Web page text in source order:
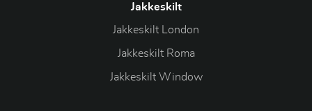
Jakkeskilt
Jakkeskilt London
Jakkeskilt Roma
Jakkeskilt Window